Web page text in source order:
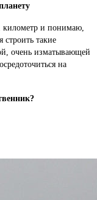
километр и понимаю,
строить такие
очень изматывающей
на